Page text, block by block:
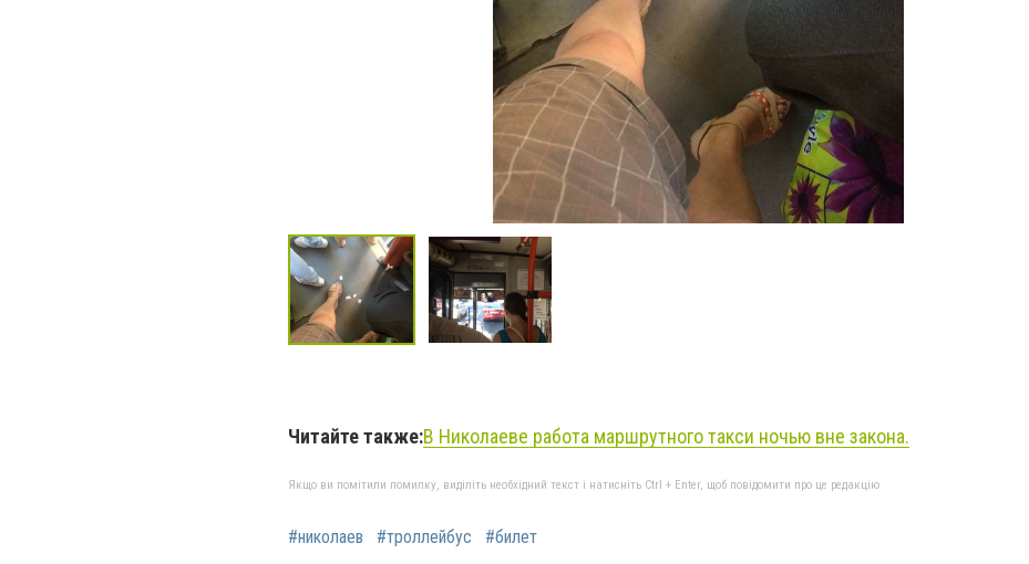
Читайте также:В Николаеве работа маршрутного такси ночью вне закона.
Якщо ви помітили помилку, виділіть необхідний текст і натисніть Ctrl + Enter, щоб повідомити про це редакцію
#николаев #троллейбус #билет